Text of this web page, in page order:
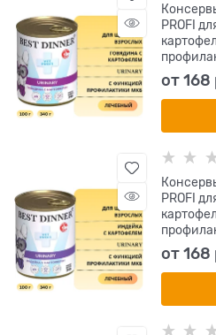
PROFI
от168
PROFI
от168